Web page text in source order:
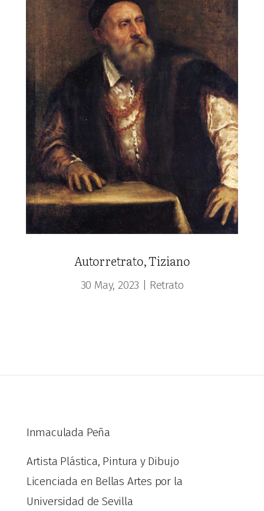
Autorretrato, Tiziano
30 May, 2023 Retrato
Inmaculada Peña
Artista Plástica, Pintura y Dibujo
Licenciada en Bellas Artes por la
Universidad de Sevilla